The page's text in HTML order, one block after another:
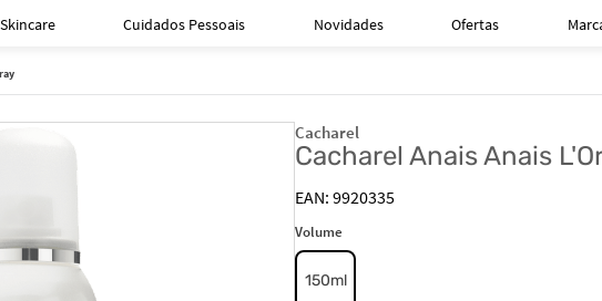
Skincare Cuidados Pessoais Novidades Ofertas
Cacharel
Cacharel Anais Anais
9920335
Volume
150ml